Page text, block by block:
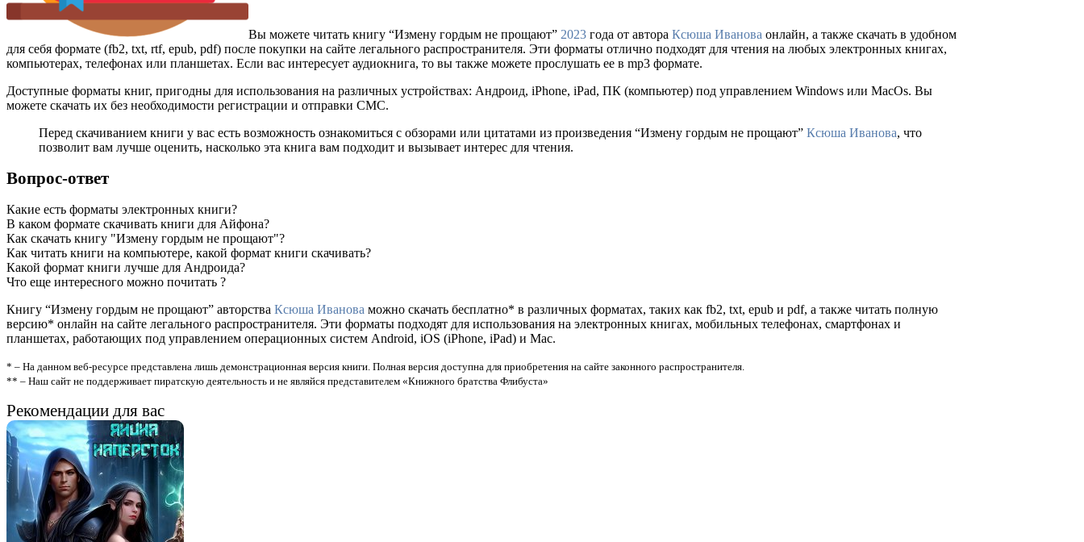
Вы можете читать книгу “Измену гордым не прощают” 2023 года от автора Ксюша Иванова онлайн, а также скачать в удобном
для себя формате (fb2, txt, rtf, epub, pdf) после покупки на сайте легального распространителя. Эти форматы отлично подходят для чтения на любых электронных книгах,
компьютерах, телефонах или планшетах. Если вас интересует аудиокнига, то вы также можете прослушать ее в mp3 формате.
Доступные форматы книг, пригодны для использования на различных устройствах: Андроид, iPhone, iPad, ПК (компьютер) под управлением Windows или MacOs. Вы
можете скачать их без необходимости регистрации и отправки СМС.
Перед скачиванием книги у вас есть возможность ознакомиться с обзорами или цитатами из произведения “Измену гордым не прощают” Ксюша Иванова, что
позволит вам лучше оценить, насколько эта книга вам подходит и вызывает интерес для чтения.
Вопрос-ответ
Какие есть форматы электронных книги?
В каком формате скачивать книги для Айфона?
Как скачать книгу "Измену гордым не прощают"?
Как читать книги на компьютере, какой формат книги скачивать?
Какой формат книги лучше для Андроида?
Что еще интересного можно почитать ?
Книгу “Измену гордым не прощают” авторства Ксюша Иванова можно скачать бесплатно* в различных форматах, таких как fb2, txt, epub и pdf, а также читать полную
версию* онлайн на сайте легального распространителя. Эти форматы подходят для использования на электронных книгах, мобильных телефонах, смартфонах и
планшетах, работающих под управлением операционных систем Android, iOS (iPhone, iPad) и Mac.
* – На данном веб-ресурсе представлена лишь демонстрационная версия книги. Полная версия доступна для приобретения на сайте законного распространителя.
** – Наш сайт не поддерживает пиратскую деятельность и не являйся представителем «Книжного братства Флибуста»
Рекомендации для вас